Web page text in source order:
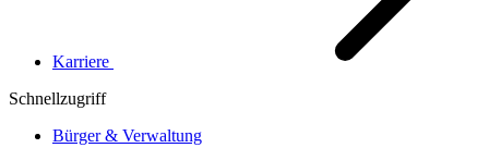
Karriere
Schnellzugriff
Bürger & Verwaltung